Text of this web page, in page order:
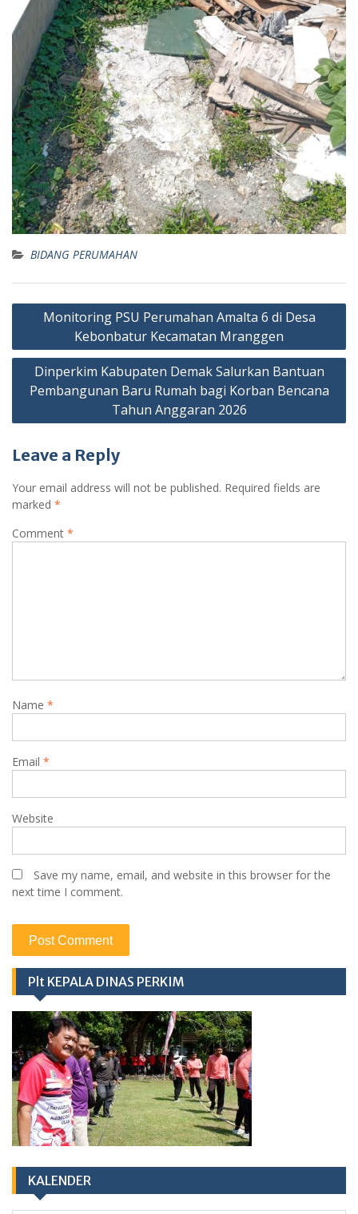
BIDANG PERUMAHAN
Post
navigation
Monitoring PSU Perumahan Amalta 6 di Desa
Kebonbatur Kecamatan Mranggen
Dinperkim Kabupaten Demak Salurkan Bantuan
Pembangunan Baru Rumah bagi Korban Bencana
Tahun Anggaran 2026
Leave a Reply
Your email address will not be published. Required fields are
marked *
Comment *
Name *
Email *
Website
Save my name, email, and website in this browser for the
next time I comment.
Plt KEPALA DINAS PERKIM
KALENDER